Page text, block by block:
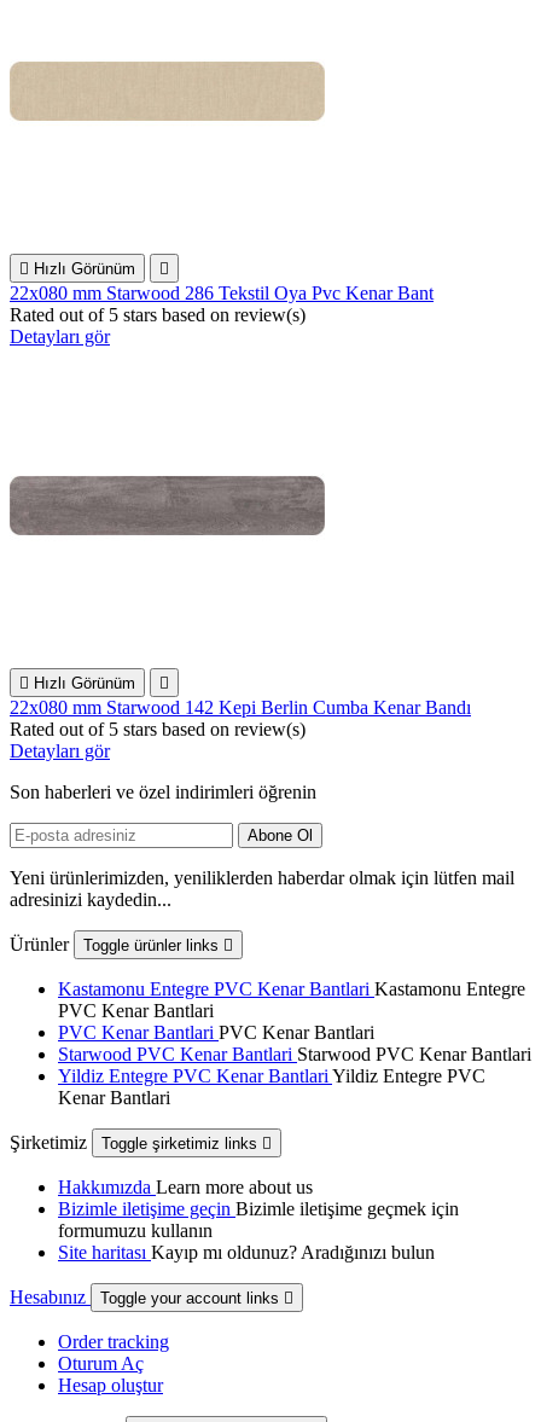
 Hızlı Görünüm 
22x080 mm Starwood 286 Tekstil Oya Pvc Kenar Bant
Rated out of 5 stars based on review(s)
Detayları gör
 Hızlı Görünüm 
22x080 mm Starwood 142 Kepi Berlin Cumba Kenar Bandı
Rated out of 5 stars based on review(s)
Detayları gör
Son haberleri ve özel indirimleri öğrenin
Yeni ürünlerimizden, yeniliklerden haberdar olmak için lütfen mail
adresinizi kaydedin...
Ürünler Toggle ürünler links 
Kastamonu Entegre PVC Kenar Bantlari Kastamonu Entegre
PVC Kenar Bantlari
PVC Kenar Bantlari PVC Kenar Bantlari
Starwood PVC Kenar Bantlari Starwood PVC Kenar Bantlari
Yildiz Entegre PVC Kenar Bantlari Yildiz Entegre PVC
Kenar Bantlari
Şirketimiz Toggle şirketimiz links 
Hakkımızda Learn more about us
Bizimle iletişime geçin Bizimle iletişime geçmek için
formumuzu kullanın
Site haritası Kayıp mı oldunuz? Aradığınızı bulun
Hesabınız Toggle your account links 
Order tracking
Oturum Aç
Hesap oluştur